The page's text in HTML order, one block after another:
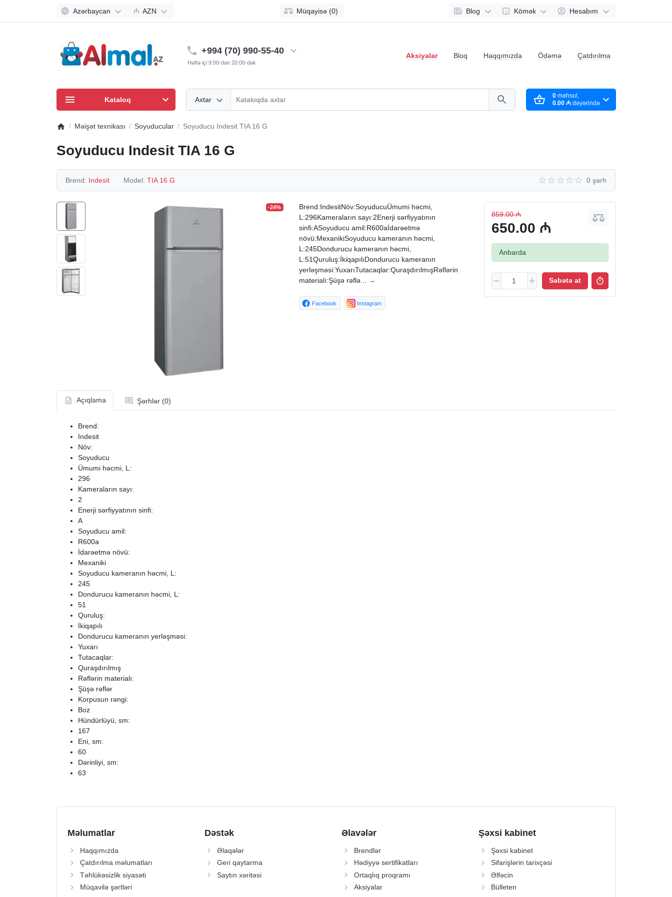
Azərbaycan ₼ AZN Müqayisə (0) Blog Kömək Hesabım
+994 (70) 990-55-40
Həftə içi 9:00-dan 20:00-dək
Axtar
Aksiyalar Bloq Haqqımızda Ödəmə Çatdırılma
0məhsul,
0.00 ₼dəyərində
Kataloq
Məişət texnikası Soyuducular Soyuducu Indesit TIA 16 G
Soyuducu Indesit TIA 16 G
Brend: Indesit Model: TIA 16 G 0 şərh
-24%
859.00 ₼
650.00 ₼
Anbarda
Səbətə at
Brend:IndesitNöv:SoyuducuÜmumi həcmi,
L:296Kameraların sayı:2Enerji sərfiyyatının
sinfi:ASoyuducu amil:R600aİdarəetmə
növü:MexanikiSoyuducu kameranın həcmi,
L:245Dondurucu kameranın həcmi,
L:51Quruluş:İkiqapılıDondurucu kameranın
yerləşməsi:YuxarıTutacaqlar:QuraşdırılmışRəflərin
materialı:Şüşə rəflə...
→
Facebook Instagram
Açıqlama Şərhlər (0)
Brend:
Indesit
Növ:
Soyuducu
Ümumi həcmi, L:
296
Kameraların sayı:
2
Enerji sərfiyyatının sinfi:
A
Soyuducu amil:
R600a
İdarəetmə növü:
Mexaniki
Soyuducu kameranın həcmi, L:
245
Dondurucu kameranın həcmi, L:
51
Quruluş:
İkiqapılı
Dondurucu kameranın yerləşməsi:
Yuxarı
Tutacaqlar:
Quraşdırılmış
Rəflərin materialı:
Şüşə rəflər
Korpusun rəngi:
Boz
Hündürlüyü, sm:
167
Eni, sm:
60
Dərinliyi, sm:
63
Məlumatlar
Haqqımızda
Çatdırılma məlumatları
Təhlükəsizlik siyasəti
Müqavilə şərtləri
Dəstək
Əlaqələr
Geri qaytarma
Saytın xəritəsi
Əlavələr
Brendlər
Hədiyyə sertifikatları
Ortaqlıq proqramı
Aksiyalar
Şəxsi kabinet
Şəxsi kabinet
Sifarişlərin tarixçəsi
Əlfəcin
Bülleten